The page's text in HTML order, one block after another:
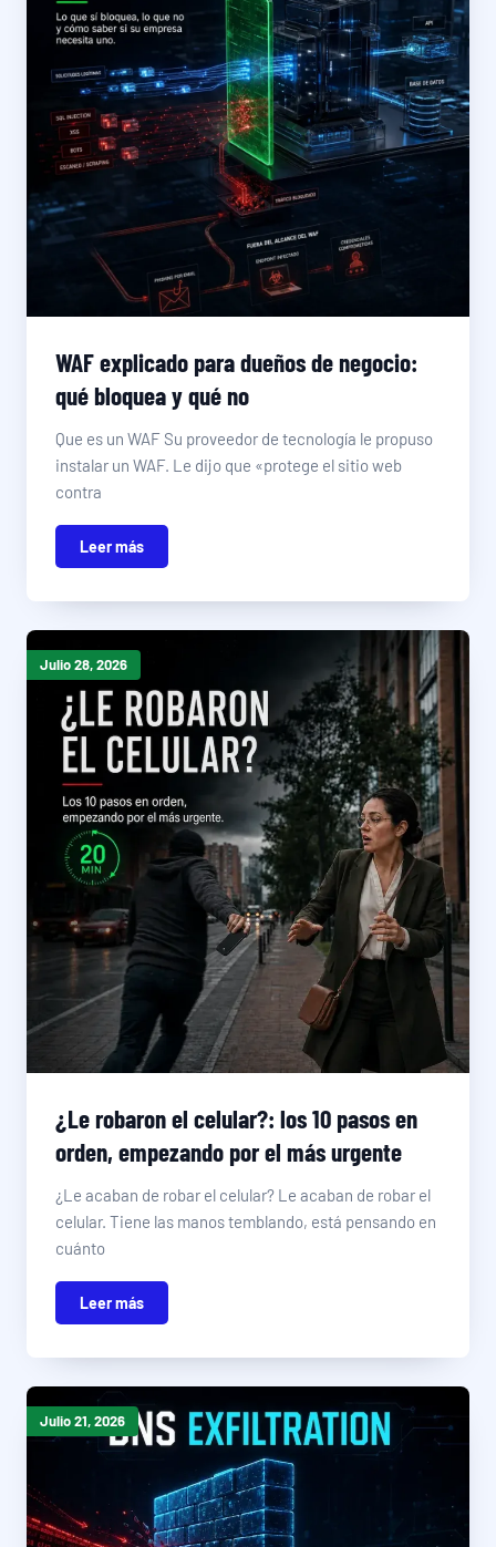
WAF explicado para dueños de negocio:
qué bloquea y qué no
Que es un WAF Su proveedor de tecnología le propuso
instalar un WAF. Le dijo que «protege el sitio web
contra
Leer más
Julio 28, 2026
¿Le robaron el celular?: los 10 pasos en
orden, empezando por el más urgente
¿Le acaban de robar el celular? Le acaban de robar el
celular. Tiene las manos temblando, está pensando en
cuánto
Leer más
Julio 21, 2026